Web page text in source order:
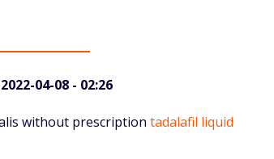
04-08 - 02:26
without prescription tadalafil liquid